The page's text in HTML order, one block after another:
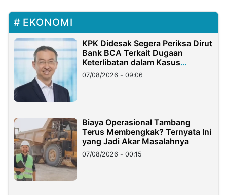
EKONOMI
KPK Didesak Segera Periksa Dirut
Bank BCA Terkait Dugaan
Keterlibatan dalam Kasus
Hilangnya Dana Nasabah Rp2,58
Miliar
07/08/2026 - 09:06
Biaya Operasional Tambang
Terus Membengkak? Ternyata Ini
yang Jadi Akar Masalahnya
07/08/2026 - 00:15